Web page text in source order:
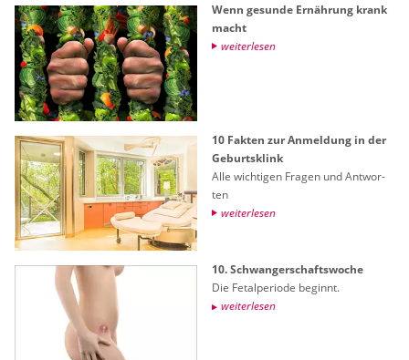
Wenn ge­sun­de Er­näh­rung krank
macht
wei­ter­le­sen
10 Fak­ten zur An­mel­dung in der
Ge­burts­klink
Alle wich­ti­gen Fra­gen und Ant­wor­
ten
wei­ter­le­sen
10. Schwan­ger­schafts­wo­che
Die Fe­tal­pe­ri­ode be­ginnt.
wei­ter­le­sen